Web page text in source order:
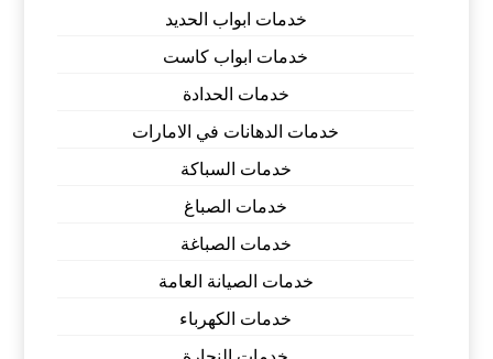
خدمات ابواب الحديد
خدمات ابواب كاست
خدمات الحدادة
خدمات الدهانات في الامارات
خدمات السباكة
خدمات الصباغ
خدمات الصباغة
خدمات الصيانة العامة
خدمات الكهرباء